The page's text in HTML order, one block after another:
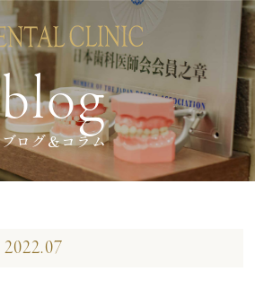
blog
ブログ＆コラム
2022.07